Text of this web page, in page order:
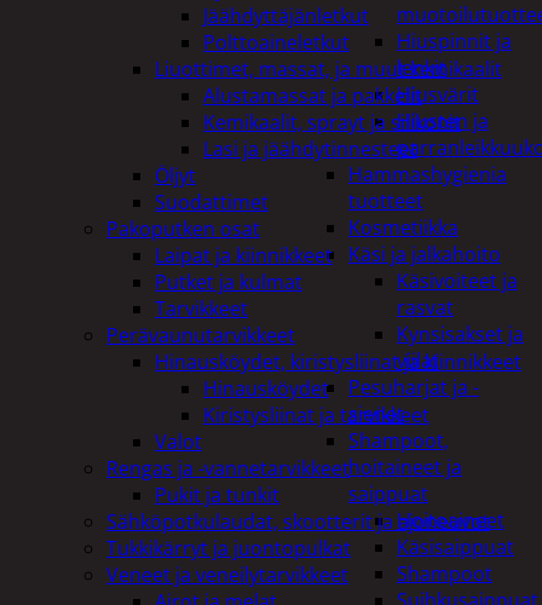
Hiuspinnit ja
lenkit
Hiusvärit
Hiusten ja
Hammashygienia
tuotteet
Kosmetiikka
Käsi ja jalkahoito
Käsivoiteet ja
rasvat
Kynsisakset ja
viilat
Pesuharjat ja -
sienet
Shampoot,
hoitaineet ja
saippuat
Hoitoaineet
Käsisaippuat
Shampoot
Jäähdyttäjänletkut
Polttoaineletkut
Liuottimet, massat, ja muut kemikaalit
Alustamassat ja pakkelit
Kemikaalit, sprayt ja silikonit
Lasi ja jäähdytinnesteet
Öljyt
Suodattimet
Pakoputken osat
Laipat ja kiinnikkeet
Putket ja kulmat
Tarvikkeet
Perävaunutarvikkeet
Hinausköydet, kiristysliinat ja kiinnikkeet
Hinausköydet
Kiristysliinat ja tarvikkeet
Valot
Rengas ja -vannetarvikkeet
Pukit ja tunkit
Sähköpotkulaudat, skootterit ja ajoneuvot
Tukkikärryt ja juontopulkat
Veneet ja veneilytarvikkeet